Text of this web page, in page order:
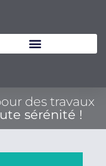
des travaux
sérénité !